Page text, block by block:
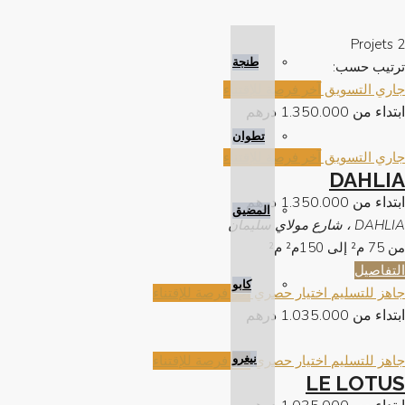
طنجة
تطوان
المضيق
كابو
نيغرو
2 Projets
ترتيب حسب:
جاري التسويق آخر فرصة للإقتناء
ابتداء من 1.350.000 درهم
جاري التسويق آخر فرصة للإقتناء
DAHLIA
ابتداء من 1.350.000 درهم
DAHLIA ، شارع مولاي سليمان
من 75 م² إلى 150م²
م²
التفاصيل
جاهز للتسليم اختيار حصريآخر فرصة للإقتناء
ابتداء من 1.035.000 درهم
جاهز للتسليم اختيار حصريآخر فرصة للإقتناء
LE LOTUS